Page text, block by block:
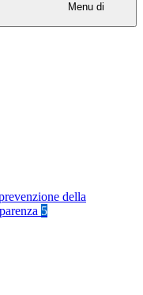
Menu di
della
5